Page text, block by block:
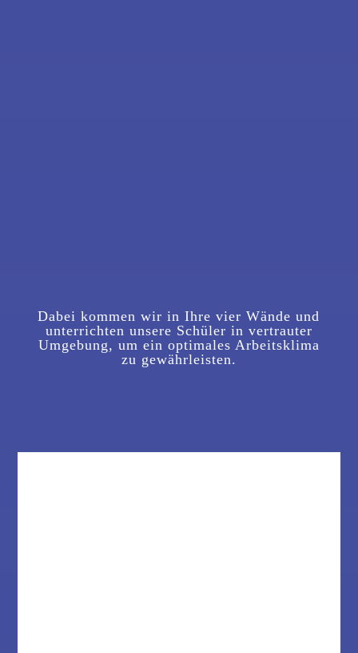
Dabei kommen wir in Ihre vier Wände und
unterrichten unsere Schüler in vertrauter
Umgebung, um ein optimales Arbeitsklima
zu gewährleisten.